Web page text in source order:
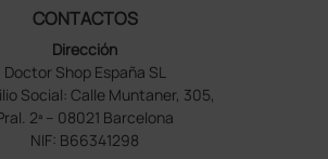
CONTACTOS
Dirección
Doctor Shop España SL
Social: Calle Muntaner, 305,
2ª – 08021 Barcelona
NIF: B66341298